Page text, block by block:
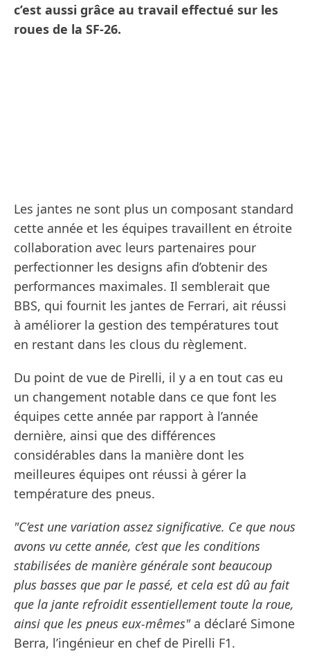
c’est aussi grâce au travail effectué sur les
roues de la SF-26.
Les jantes ne sont plus un composant standard
cette année et les équipes travaillent en étroite
collaboration avec leurs partenaires pour
perfectionner les designs afin d’obtenir des
performances maximales. Il semblerait que
BBS, qui fournit les jantes de Ferrari, ait réussi
à améliorer la gestion des températures tout
en restant dans les clous du règlement.
Du point de vue de Pirelli, il y a en tout cas eu
un changement notable dans ce que font les
équipes cette année par rapport à l’année
dernière, ainsi que des différences
considérables dans la manière dont les
meilleures équipes ont réussi à gérer la
température des pneus.
"C’est une variation assez significative. Ce que nous
avons vu cette année, c’est que les conditions
stabilisées de manière générale sont beaucoup
plus basses que par le passé, et cela est dû au fait
que la jante refroidit essentiellement toute la roue,
ainsi que les pneus eux-mêmes"a déclaré Simone
Berra, l’ingénieur en chef de Pirelli F1.